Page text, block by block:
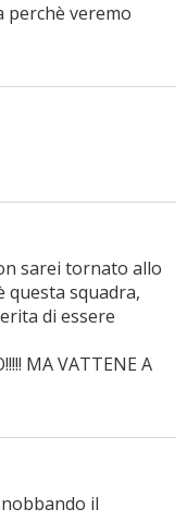
perchè veremo
sarei tornato allo
questa squadra,
di essere
MA VATTENE A
il